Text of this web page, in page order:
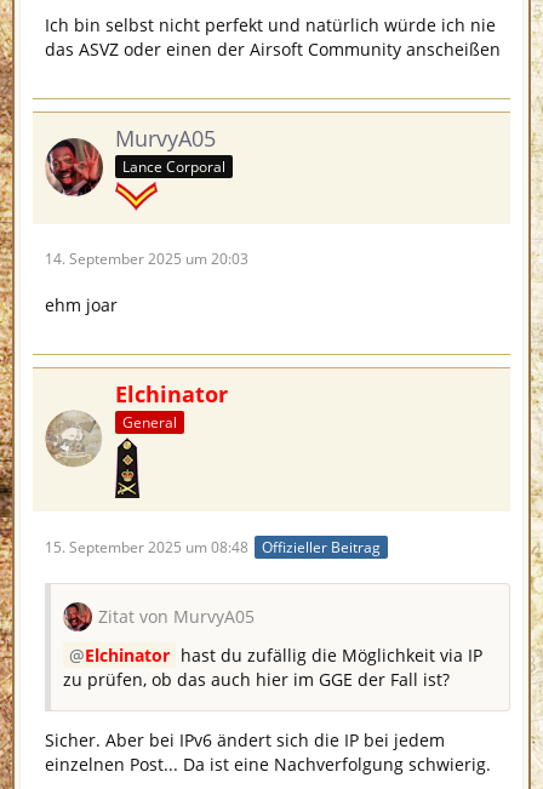
Ich bin selbst nicht perfekt und natürlich würde ich nie
das ASVZ oder einen der Airsoft Community anscheißen
MurvyA05
Lance Corporal
14. September 2025 um 20:03
ehm joar
Elchinator
General
15. September 2025 um 08:48 Offizieller Beitrag
Zitat von MurvyA05
Elchinator hast du zufällig die Möglichkeit via IP
zu prüfen, ob das auch hier im GGE der Fall ist?
Sicher. Aber bei IPv6 ändert sich die IP bei jedem
einzelnen Post... Da ist eine Nachverfolgung schwierig.